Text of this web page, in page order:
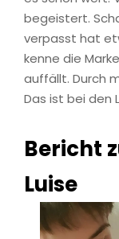
begeistert.
verpasst hat
kenne die
auffällt. Durch
Das ist bei den
Bericht
Luise